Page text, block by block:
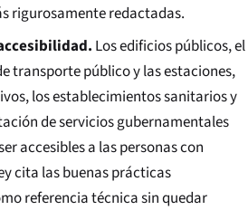
rigurosamente redactadas.
Los edificios públicos, el
transporte público y las estaciones,
los establecimientos sanitarios y
de servicios gubernamentales
accesibles a las personas con
cita las buenas prácticas
referencia técnica sin quedar